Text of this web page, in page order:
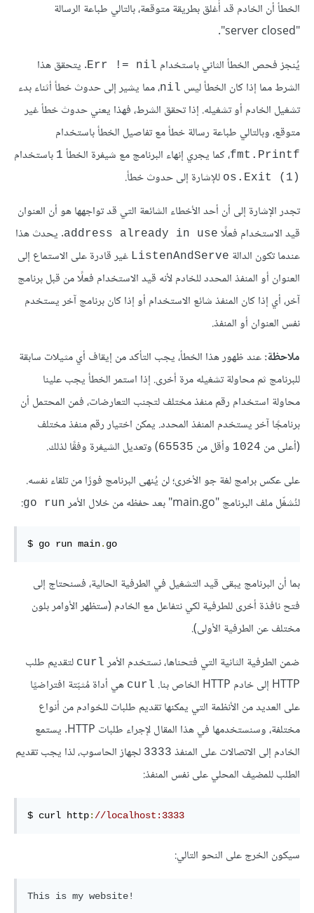
الخطأ أن الخادم قد أُغلق بطريقة متوقعة، بالتالي طباعة الرسالة
"server closed".
يُنجز فحص الخطأ الثاني باستخدام Err != nil. يتحقق هذا
الشرط مما إذا كان الخطأ ليس nil، مما يشير إلى حدوث خطأ أثناء بدء
تشغيل الخادم أو تشغيله. إذا تحقق الشرط، فهذا يعني حدوث خطأ غير
متوقع، وبالتالي طباعة رسالة خطأ مع تفاصيل الخطأ باستخدام
fmt.Printf، كما يجري إنهاء البرنامج مع شيفرة الخطأ 1 باستخدام
(os.Exit (1
للإشارة إلى حدوث خطأ.
تجدر الإشارة إلى أن أحد الأخطاء الشائعة التي قد تواجهها هو أن العنوان
قيد الاستخدام فعلًا address already in use. يحدث هذا
عندما تكون الدالة ListenAndServe غير قادرة على الاستماع إلى
العنوان أو المنفذ المحدد للخادم لأنه قيد الاستخدام فعلًا من قبل برنامج
آخر، أي إذا كان المنفذ شائع الاستخدام أو إذا كان برنامج آخر يستخدم
نفس العنوان أو المنفذ.
ملاحظة:عند ظهور هذا الخطأ، يجب التأكد من إيقاف أي مثيلات سابقة
للبرنامج ثم محاولة تشغيله مرة أخرى. إذا استمر الخطأ يجب علينا
محاولة استخدام رقم منفذ مختلف لتجنب التعارضات، فمن المحتمل أن
برنامجًا آخر يستخدم المنفذ المحدد. يمكن اختيار رقم منفذ مختلف
(أعلى من 1024 وأقل من 65535) وتعديل الشيفرة وفقًا لذلك.
على عكس برامج لغة جو الأخرى؛ لن يُنهى البرنامج فورًا من تلقاء نفسه.
لنُشغّل ملف البرنامج "main.go" بعد حفظه من خلال الأمر
go run
:
$ go run main. go
بما أن البرنامج يبقى قيد التشغيل في الطرفية الحالية، فسنحتاج إلى
فتح نافذة أخرى للطرفية لكي نتفاعل مع الخادم (ستظهر الأوامر بلون
مختلف عن الطرفية الأولى).
ضمن الطرفية الثانية التي فتحناها، نستخدم الأمر curl لتقديم طلب
HTTP إلى خادم HTTP الخاص بنا.
curl هي أداة مُثبّتة افتراضيًا
على العديد من الأنظمة التي يمكنها تقديم طلبات للخوادم من أنواع
مختلفة، وسنستخدمها في هذا المقال لإجراء طلبات HTTP. يستمع
الخادم إلى الاتصالات على المنفذ 3333 لجهاز الحاسوب، لذا يجب تقديم
الطلب للمضيف المحلي على نفس المنفذ:
$ curl http: //localhost:3333
سيكون الخرج على النحو التالي: